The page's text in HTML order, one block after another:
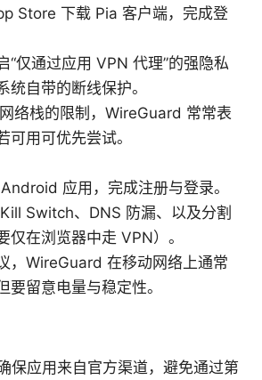
Store 下载 Pia 客户端，完成登
“仅通过应用 VPN 代理”的强隐私
统自带的断线保护。
络栈的限制，WireGuard 常常表
可用可优先尝试。
应用，完成注册与登录。
Switch、DNS 防漏、以及分割
仅在浏览器中走 VPN）。
，WireGuard 在移动网络上通常
要留意电量与稳定性。
保应用来自官方渠道，避免通过第